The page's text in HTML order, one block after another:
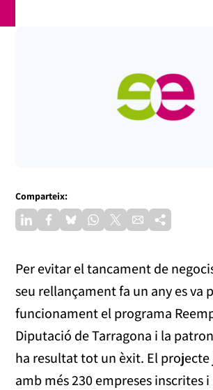
Comparteix:
Per evitar el tancament de
seu rellançament fa un any es va
funcionament el programa
Diputació de Tarragona i la
ha resultat tot un èxit. El
amb més 230 empreses inscrites